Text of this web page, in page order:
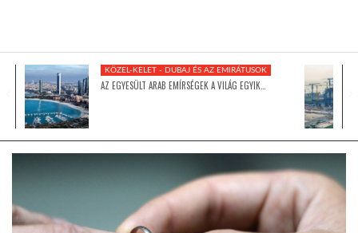
GLOBOTV BP
TROPICALMAGAZIN
KÖZEL-KELET - DUBAJ ÉS AZ EMIRÁTUSOK
AZ EGYESÜLT ARAB EMÍRSÉGEK A VILÁG EGYIK…